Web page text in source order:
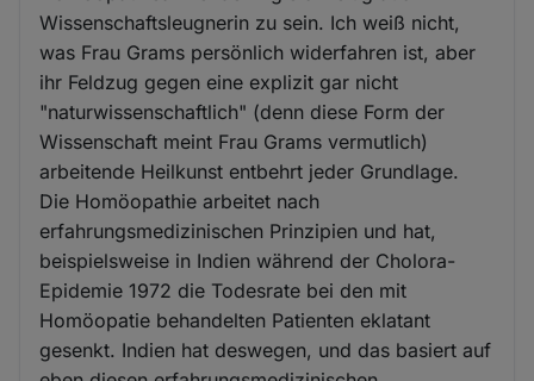
Wissenschaftsleugnerin zu sein. Ich weiß nicht,
was Frau Grams persönlich widerfahren ist, aber
ihr Feldzug gegen eine explizit gar nicht
"naturwissenschaftlich" (denn diese Form der
Wissenschaft meint Frau Grams vermutlich)
arbeitende Heilkunst entbehrt jeder Grundlage.
Die Homöopathie arbeitet nach
erfahrungsmedizinischen Prinzipien und hat,
beispielsweise in Indien während der Cholora-
Epidemie 1972 die Todesrate bei den mit
Homöopatie behandelten Patienten eklatant
gesenkt. Indien hat deswegen, und das basiert auf